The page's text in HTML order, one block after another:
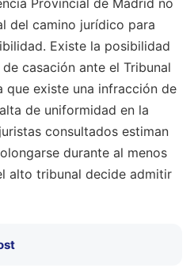
del camino jurídico para
Existe la posibilidad
casación ante el Tribunal
que existe una infracción de
de uniformidad en la
consultados estiman
durante al menos
alto tribunal decide admitir